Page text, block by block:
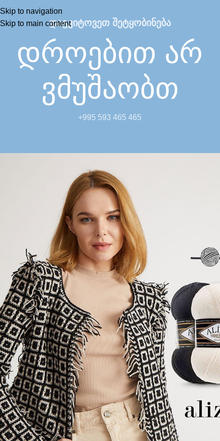
Skip to navigation
Skip to main contentდაგვიტოვეთ შეტყობინება
დროებით არ
ვმუშაობთ
+995 593 465 465